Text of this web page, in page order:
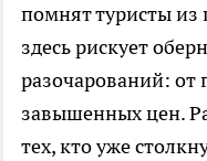
помнят туристы из
здесь рискует
разочарований: от
завышенных цен.
тех, кто уже